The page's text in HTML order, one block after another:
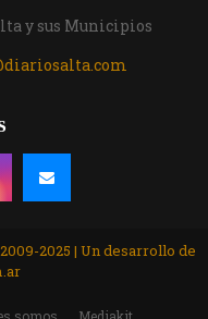
y sus Municipios
2025 | Un desarrollo de
somos Mediakit